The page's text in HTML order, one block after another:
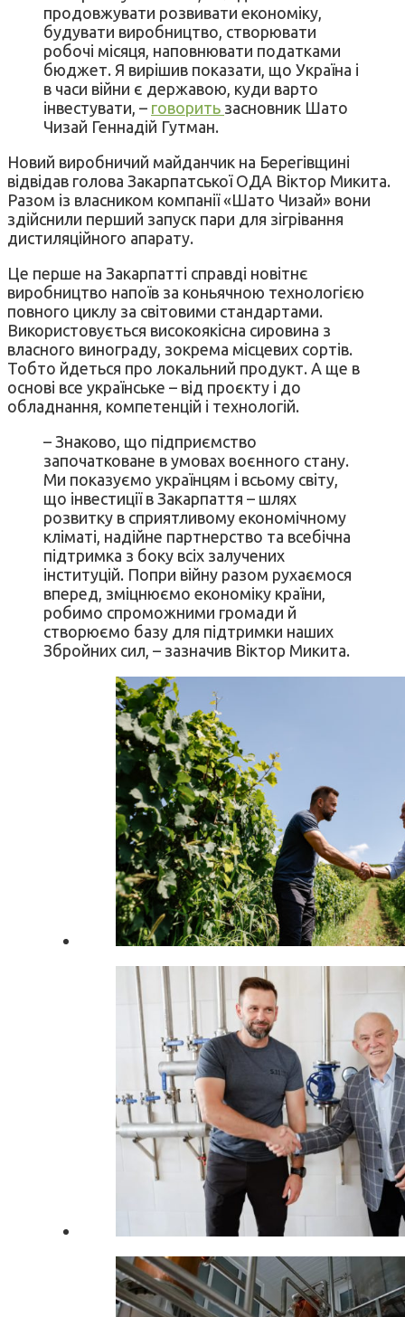
продовжувати розвивати економіку,
будувати виробництво, створювати
робочі місяця, наповнювати податками
бюджет. Я вирішив показати, що Україна і
в часи війни є державою, куди варто
інвестувати, – говорить засновник Шато
Чизай Геннадій Гутман.
Новий виробничий майданчик на Берегівщині
відвідав голова Закарпатської ОДА Віктор Микита.
Разом із власником компанії «Шато Чизай» вони
здійснили перший запуск пари для зігрівання
дистиляційного апарату.
Це перше на Закарпатті справді новітнє
виробництво напоїв за коньячною технологією
повного циклу за світовими стандартами.
Використовується високоякісна сировина з
власного винограду, зокрема місцевих сортів.
Тобто йдеться про локальний продукт. А ще в
основі все українське – від проєкту і до
обладнання, компетенцій і технологій.
– Знаково, що підприємство
започатковане в умовах воєнного стану.
Ми показуємо українцям і всьому світу,
що інвестиції в Закарпаття – шлях
розвитку в сприятливому економічному
кліматі, надійне партнерство та всебічна
підтримка з боку всіх залучених
інституцій. Попри війну разом рухаємося
вперед, зміцнюємо економіку країни,
робимо спроможними громади й
створюємо базу для підтримки наших
Збройних сил, – зазначив Віктор Микита.